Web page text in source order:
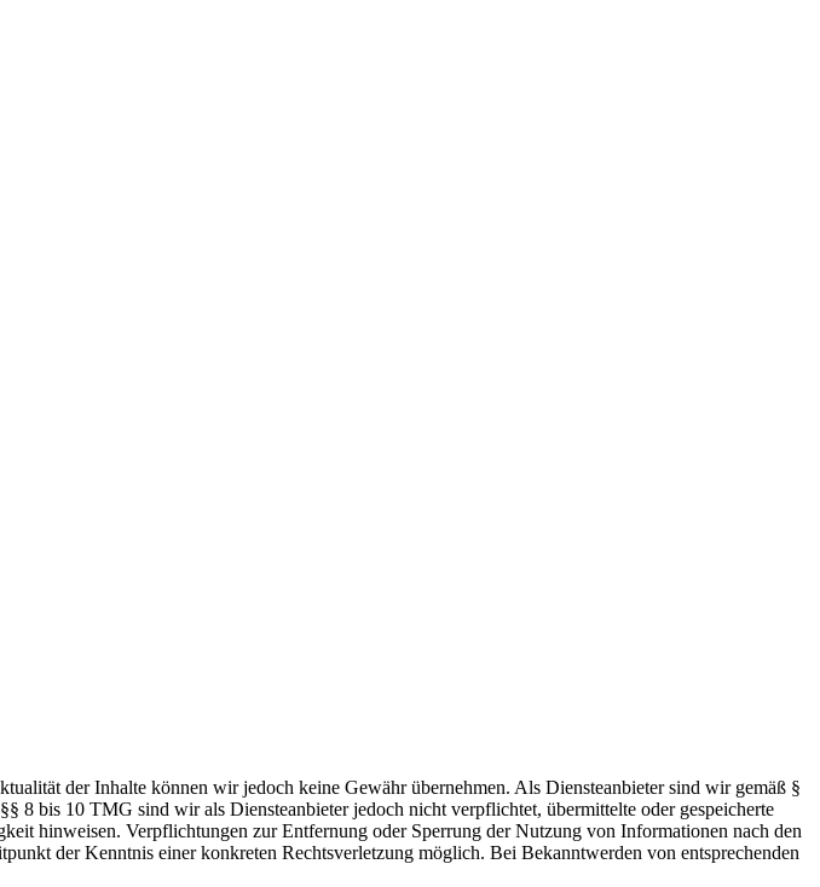
der Inhalte können wir jedoch keine Gewähr übernehmen. Als Diensteanbieter sind wir gemäß §
8 bis 10 TMG sind wir als Diensteanbieter jedoch nicht verpflichtet, übermittelte oder gespeicherte
hinweisen. Verpflichtungen zur Entfernung oder Sperrung der Nutzung von Informationen nach den
der Kenntnis einer konkreten Rechtsverletzung möglich. Bei Bekanntwerden von entsprechenden